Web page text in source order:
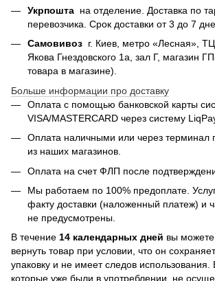
Укрпошта на отделение. Доставка по
перевозчика. Срок доставки от 3 до 7
Самовивоз г. Киев, метро «Лесная»,
Якова Гнездовского 1а, зал Г, магазин
товара в магазине).
Больше информации про доставку
Оплата с помощью банковской карты
VISA/MASTERCARD через систему
Оплата наличными или через терминал
из наших магазинов.
Оплата на счет ФЛП после
Мы работаем по 100% предоплате.
факту доставки (наложенный платеж) и
не предусмотрены.
В течение 14 календарных дней вы
вернуть товар при условии, что он
упаковку и не имеет следов использования.
которые уже были в употреблении, не